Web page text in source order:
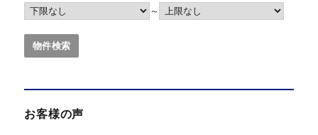
～
お客様の声